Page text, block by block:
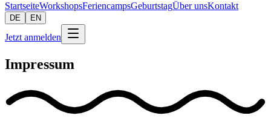
StartseiteWorkshopsFeriencampsGeburtstagÜber unsKontakt
DE EN
Jetzt anmelden
Impressum